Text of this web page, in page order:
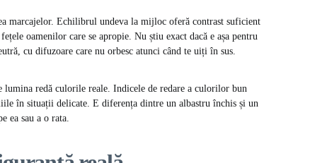
marcajelor. Echilibrul undeva la mijloc oferă contrast suficient
oamenilor care se apropie. Nu știu exact dacă e așa pentru
cu difuzoare care nu orbesc atunci când te uiți în sus.
redă culorile reale. Indicele de redare a culorilor bun
în situații delicate. E diferența dintre un albastru închis și un
ea sau a o rata.